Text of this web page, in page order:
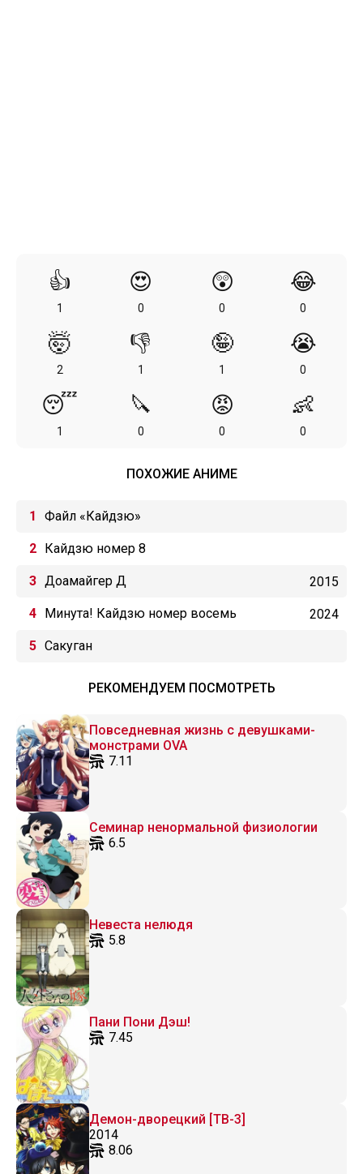
👍
1
😍
0
😲
0
😂
0
🤯
2
👎
1
🤪
1
😭
0
😴
1
🔪
0
😡
0
👶
0
ПОХОЖИЕ АНИМЕ
Файл «Кайдзю»
Кайдзю номер 8
Доамайгер Д 2015
Минута! Кайдзю номер восемь 2024
Сакуган
РЕКОМЕНДУЕМ ПОСМОТРЕТЬ
Повседневная жизнь с девушками-
монстрами OVA
7.11
Семинар ненормальной физиологии
6.5
Невеста нелюдя
5.8
Пани Пони Дэш!
7.45
Демон-дворецкий [ТВ-3]
2014
8.06